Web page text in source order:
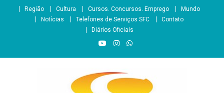
Região Cultura Cursos. Concursos. Emprego
Mundo
Notícias
Telefones de Serviços SFC
Contato
Diários Oficiais